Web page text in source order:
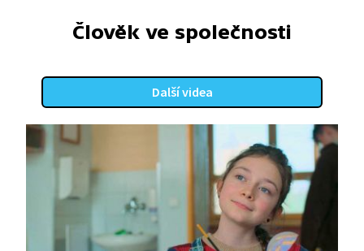
Člověk ve společnosti
Další videa